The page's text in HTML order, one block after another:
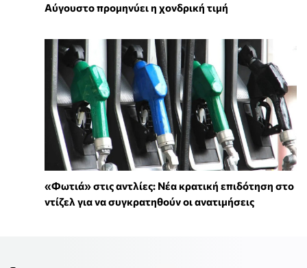
Αύγουστο προμηνύει η χονδρική τιμή
«Φωτιά» στις αντλίες: Νέα κρατική επιδότηση στο
ντίζελ για να συγκρατηθούν οι ανατιμήσεις